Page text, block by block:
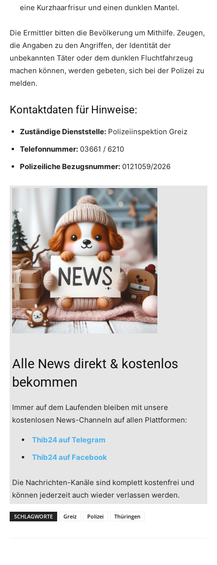
eine Kurzhaarfrisur und einen dunklen Mantel.
Die Ermittler bitten die Bevölkerung um Mithilfe. Zeugen,
die Angaben zu den Angriffen, der Identität der
unbekannten Täter oder dem dunklen Fluchtfahrzeug
machen können, werden gebeten, sich bei der Polizei zu
melden.
Kontaktdaten für Hinweise:
Zuständige Dienststelle: Polizeiinspektion Greiz
Telefonnummer: 03661 / 6210
Polizeiliche Bezugsnummer: 0121059/2026
Alle News direkt & kostenlos
bekommen
Immer auf dem Laufenden bleiben mit unsere
kostenlosen News-Channeln auf allen Plattformen:
Thib24 auf Telegram
Thib24 auf Facebook
Die Nachrichten-Kanäle sind komplett kostenfrei und
können jederzeit auch wieder verlassen werden.
SCHLAGWORTE Greiz Polizei Thüringen